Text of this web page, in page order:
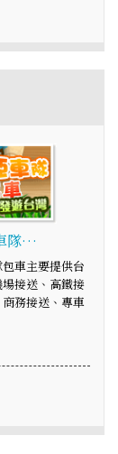
隊…
車主要提供台
接送、高鐵接
務接送、專車